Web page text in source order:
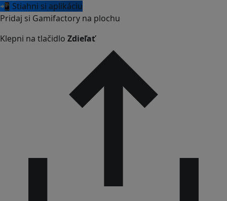
📲 Stiahni si aplikáciu
Pridaj si Gamifactory na plochu
Klepni na tlačidlo Zdieľať